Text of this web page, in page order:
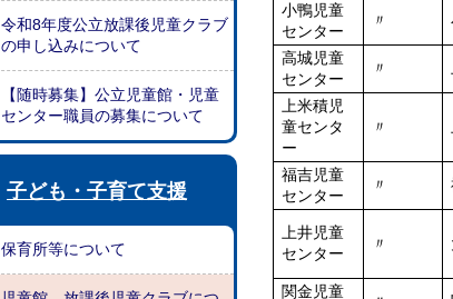
令和8年度公立放課後児童クラブ
の申し込みについて
【随時募集】公立児童館・児童
センター職員の募集について
子ども・子育て支援
保育所等について
小鴨児童
センター
〃
高城児童
センター
〃
上米積児
童センタ
ー
〃
福吉児童
センター
〃
上井児童
センター
〃
関金児童